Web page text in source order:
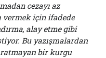
cezayı az
vermek için ifadede
alay etme gibi
Bu yazışmalardan
bir kurgu